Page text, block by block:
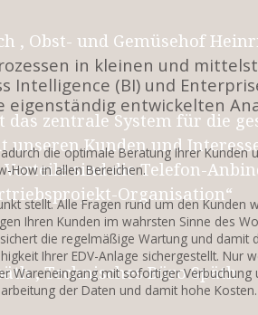
, Obst- und Gemüsehof
das zentrale System für die
Kunden und
sind die Telefon-
Organisation“
, Technisches Büro Späth
in kleinen und
(BI) und
entwickelten
die optimale Beratung Ihrer Kunden
How in allen Bereichen.
stellt. Alle Fragen rund um den Kunden
Ihren Kunden im wahrsten Sinne des
die regelmäßige Wartung und damit
Ihrer EDV-Anlage sichergestellt. Nur
Wareneingang mit sofortiger
der Daten und damit hohe Kosten.